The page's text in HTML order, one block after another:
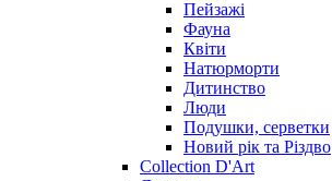
Пейзажі
Фауна
Квіти
Натюрморти
Дитинство
Люди
Подушки, серветки
Новий рік та Різдво
Collection D'Art